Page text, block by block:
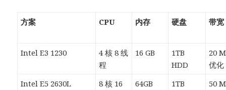
方案 CPU 内存 硬盘 带宽
Intel E3 1230
4 核 8 线
程
16 GB
1TB
HDD
20
优化
Intel E5 2630L
8 核 16
64GB
1TB
50